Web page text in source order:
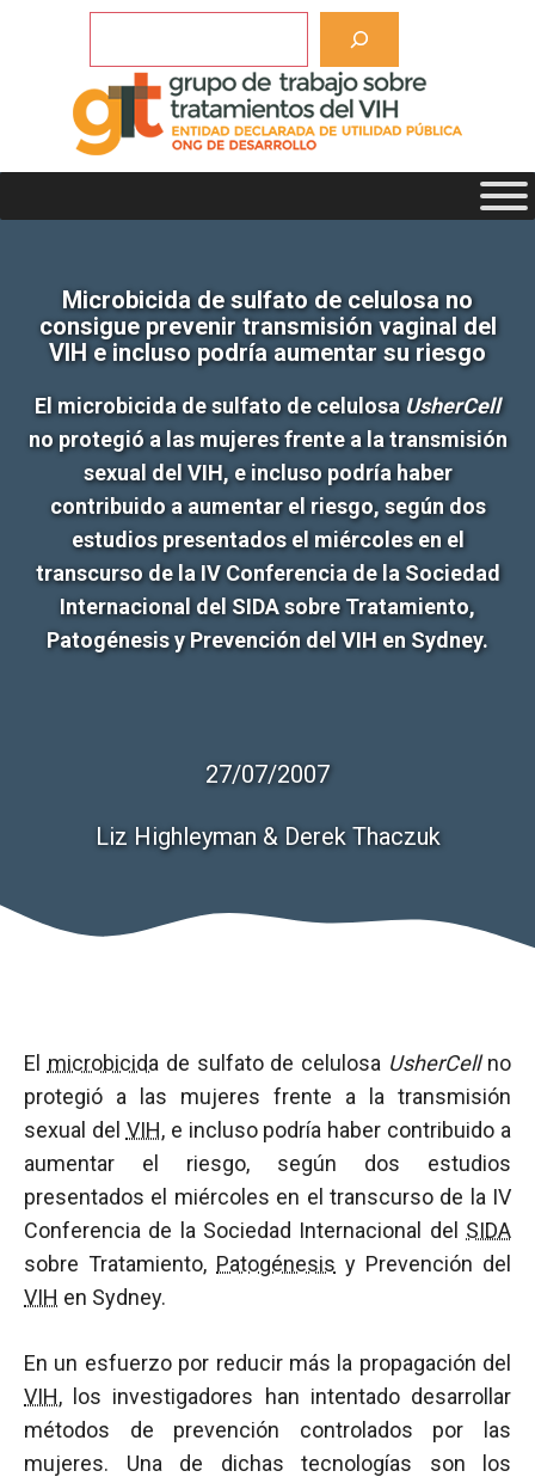
Microbicida de sulfato de celulosa no
consigue prevenir transmisión vaginal del
VIH e incluso podría aumentar su riesgo
El microbicida de sulfato de celulosaUsherCell
no protegió a las mujeres frente a la transmisión
sexual del VIH, e incluso podría haber
contribuido a aumentar el riesgo, según dos
estudios presentados el miércoles en el
transcurso de la IV Conferencia de la Sociedad
Internacional del SIDA sobre Tratamiento,
Patogénesis y Prevención del VIH en Sydney.
27/07/2007
Liz Highleyman & Derek Thaczuk
El microbicida de sulfato de celulosa UsherCellno
protegió a las mujeres frente a la transmisión
sexual del VIH, e incluso podría haber contribuido a
aumentar el riesgo, según dos estudios
presentados el miércoles en el transcurso de la IV
Conferencia de la Sociedad Internacional del SIDA
sobre Tratamiento, Patogénesis y Prevención del
VIH en Sydney.
En un esfuerzo por reducir más la propagación del
VIH, los investigadores han intentado desarrollar
métodos de prevención controlados por las
mujeres. Una de dichas tecnologías son los